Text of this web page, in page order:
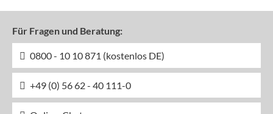
Für Fragen und Beratung:
0800 - 10 10 871 (kostenlos DE)
+49 (0) 56 62 - 40 111-0